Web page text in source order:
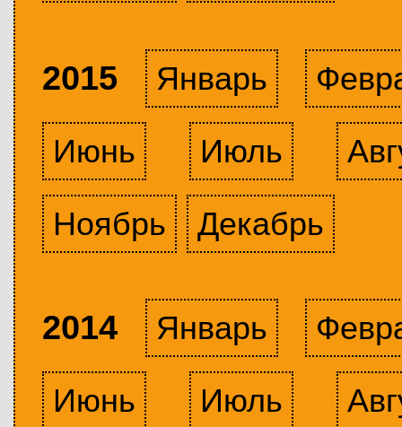
2015 Январь
Июнь
Июль
Ноябрь
Декабрь
2014 Январь
Июнь
Июль